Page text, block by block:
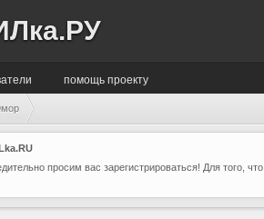
помощь проекту
просим вас зарегистрироваться! Для того,